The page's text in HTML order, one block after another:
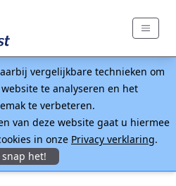
vergelijkbare technieken om
te analyseren en het
te verbeteren.
van deze website gaat u hiermee
in onze Privacy verklaring.
het!